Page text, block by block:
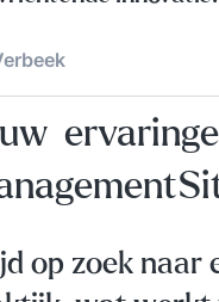
op zoek naar